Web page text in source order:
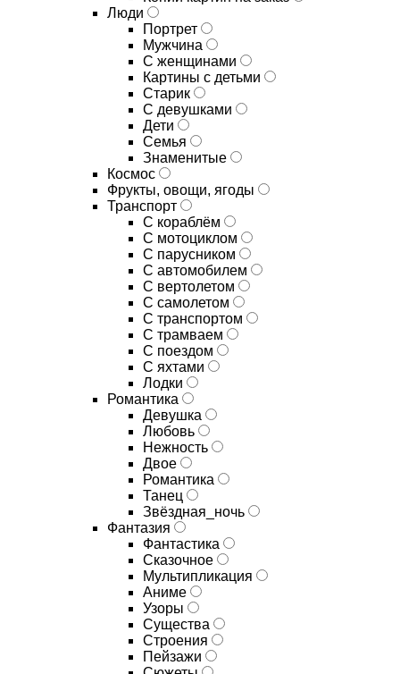
Люди
Портрет
Мужчина
С женщинами
Картины с детьми
Старик
С девушками
Дети
Семья
Знаменитые
Космос
Фрукты, овощи, ягоды
Транспорт
С кораблём
С мотоциклом
С парусником
С автомобилем
С вертолетом
С самолетом
С транспортом
С трамваем
С поездом
С яхтами
Лодки
Романтика
Девушка
Любовь
Нежность
Двое
Романтика
Танец
Звёздная_ночь
Фантазия
Фантастика
Сказочное
Мультипликация
Аниме
Узоры
Существа
Строения
Пейзажи